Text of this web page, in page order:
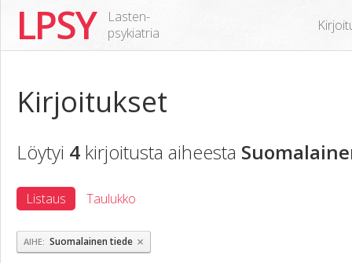
LPSY
Lasten-
psykiatria
Kirjoitukset
Löytyi 4 kirjoitusta aiheesta
Listaus Taulukko
AIHE Suomalainen tiede ×